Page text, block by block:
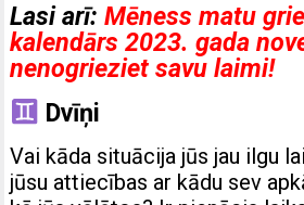
Lasi arī:Mēness matu
kalendārs 2023. gada
nenogrieziet savu laimi!
Dvīņi
Vai kāda situācija jūs jau ilgu
jūsu attiecības ar kādu sev